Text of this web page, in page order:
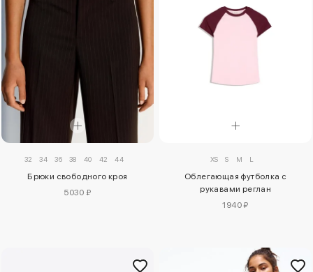
32 34 36 38 40 42 44
Брюки свободного кроя
5030 ₽
XS S M L
Облегающая футболка с
рукавами реглан
1940 ₽